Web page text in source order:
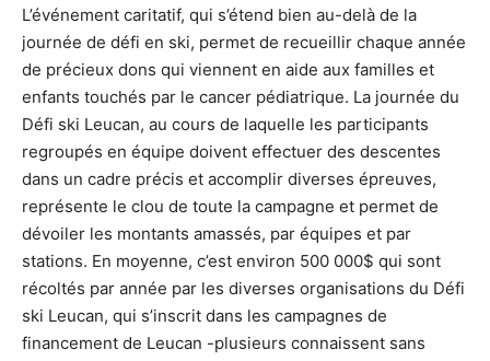
L’événement caritatif, qui s’étend bien au-delà de la
journée de défi en ski, permet de recueillir chaque année
de précieux dons qui viennent en aide aux familles et
enfants touchés par le cancer pédiatrique. La journée du
Défi ski Leucan, au cours de laquelle les participants
regroupés en équipe doivent effectuer des descentes
dans un cadre précis et accomplir diverses épreuves,
représente le clou de toute la campagne et permet de
dévoiler les montants amassés, par équipes et par
stations. En moyenne, c’est environ 500 000$ qui sont
récoltés par année par les diverses organisations du Défi
ski Leucan, qui s’inscrit dans les campagnes de
financement de Leucan -plusieurs connaissent sans